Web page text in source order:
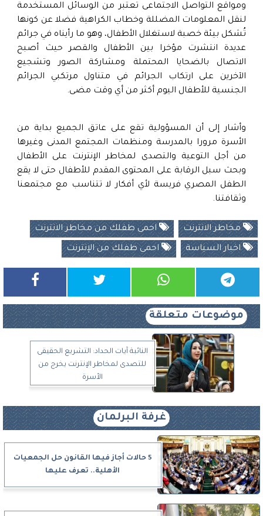
ومواقع التواصل الاجتماعى تعتبر من الوسائل المستخدمة
لنقل المعلومات المضللة وخطاب الكراهية فضلا عن كونها
تُشكل بيئة خصبة لاستغلال الأطفال، وهو ما رأيناه في جرائم
عديدة انتشرت مؤخرا بين الأطفال والقصر حيث أصبح
الاتصال بالضحايا المحتملة ومشاركة الصور وتشجيع
الآخرين على ارتكاب الجرائم في متناول مرتكبي الجرائم
الجنسية للأطفال اليوم أكثر من أي وقت مضى.
وأشار إلى أن المسؤولية تقع على عاتق الجميع بداية من
الأسرة مرورا بالمدرسة ومنظمات المجتمع المدنى وغيرها
من أجل التوعية والتصدى لمخاطر الإنترنت على الأطفال
وبحث سبل الرقابة على المحتوى المقدم للأطفال حتى لا يقع
الطفل المصري فريسة لأي أفكار لا تتناسب مع مجتمعنا
وثقافتنا.
مخاطر الانترنت احمى طفلك من مخاطر الانترنت
اخبار السياسة احمى طفلك من الإنترنت
موضوعات متعلقة
النائبة آيات الحداد: التشريع الحقيقى
للتصدى لمخاطر الإنترنت يخرج من
الأسرة
غرفة البرلمان
5 حالات أجاز فيها القانون حل الجمعيات
الأهلية.. تعرف عليها